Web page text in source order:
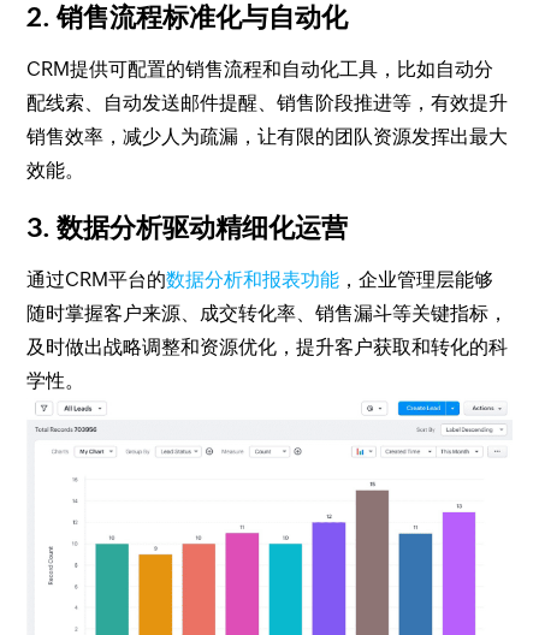
2. 销售流程标准化与自动化
CRM提供可配置的销售流程和自动化工具，比如自动分
配线索、自动发送邮件提醒、销售阶段推进等，有效提升
销售效率，减少人为疏漏，让有限的团队资源发挥出最大
效能。
3. 数据分析驱动精细化运营
通过CRM平台的数据分析和报表功能 ，企业管理层能够
随时掌握客户来源、成交转化率、销售漏斗等关键指标，
及时做出战略调整和资源优化，提升客户获取和转化的科
学性。